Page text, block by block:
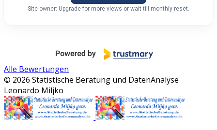
Site owner: Upgrade for more views or wait till monthly reset.
Alle Bewertungen
© 2026 Statistische Beratung und DatenAnalyse
Leonardo Miljko